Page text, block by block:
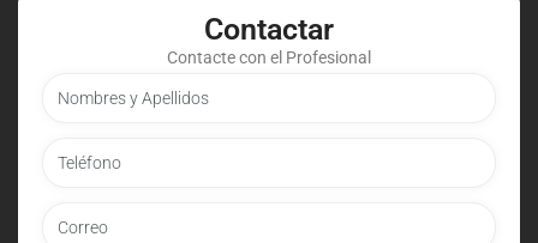
Contactar
Contacte con el Profesional